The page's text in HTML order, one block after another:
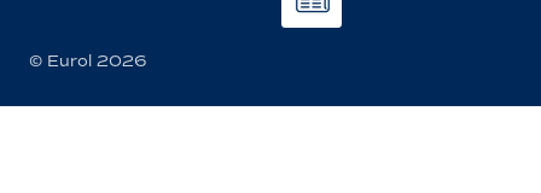
© Eurol 2026